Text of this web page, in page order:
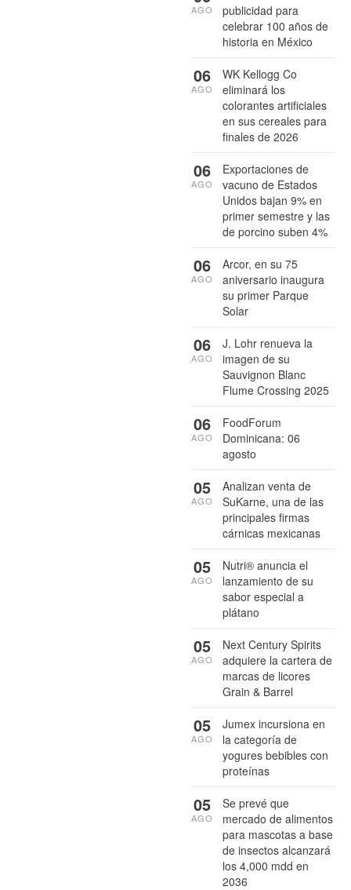
publicidad para
celebrar 100 años de
historia en México
AGO
WK Kellogg Co
eliminará los
colorantes artificiales
en sus cereales para
finales de 2026
06
AGO
Exportaciones de
vacuno de Estados
Unidos bajan 9% en
primer semestre y las
de porcino suben 4%
06
AGO
Arcor, en su 75
aniversario inaugura
su primer Parque
Solar
06
AGO
J. Lohr renueva la
imagen de su
Sauvignon Blanc
Flume Crossing 2025
06
AGO
FoodForum
Dominicana: 06
agosto
06
AGO
Analizan venta de
SuKarne, una de las
principales firmas
cárnicas mexicanas
05
AGO
Nutri® anuncia el
lanzamiento de su
sabor especial a
plátano
05
AGO
Next Century Spirits
adquiere la cartera de
marcas de licores
Grain & Barrel
05
AGO
Jumex incursiona en
la categoría de
yogures bebibles con
proteínas
05
AGO
Se prevé que
mercado de alimentos
para mascotas a base
de insectos alcanzará
los 4,000 mdd en
2036
05
AGO